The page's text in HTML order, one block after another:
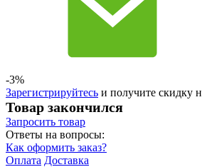
-3%
Зарегистрируйтесь и получите скидку
Товар закончился
Запросить товар
Ответы на вопросы:
Как оформить заказ?
Оплата Доставка